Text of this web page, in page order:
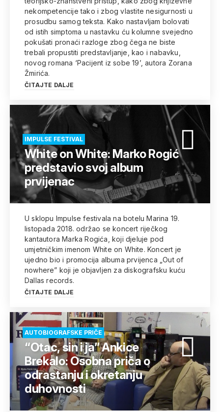
nekompetencije tako i zbog vlastite nesigurnosti u
prosudbu samog teksta. Kako nastavljam bolovati
od istih simptoma u nastavku ću kolumne svejedno
pokušati pronaći razloge zbog čega ne biste
trebali propustiti predstavljanje, kao i nabavku,
novog romana ‘Pacijent iz sobe 19’, autora Zorana
Žmirića.
ČITAJTE DALJE
IMPULSE FESTIVAL
White on White: Marko Rogić
predstavio svoj album
prvijenac
U sklopu Impulse festivala na botelu Marina 19.
listopada 2018. održao se koncert riječkog
kantautora Marka Rogića, koji djeluje pod
umjetničkim imenom White on White. Koncert je
ujedno bio i promocija albuma prvijenca „Out of
nowhere” koji je objavljen za diskografsku kuću
Dallas records.
ČITAJTE DALJE
AUTOBIOGRAFSKE PRIČE
“Otac, sin i ja” Ankice
Brekalo: Osobna priča o
odrastanju i okretanju
duhovnosti